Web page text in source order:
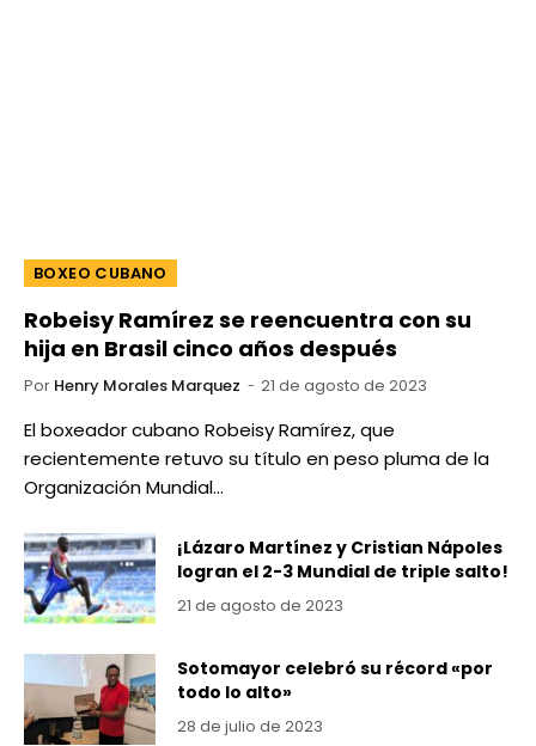
BOXEO CUBANO
Robeisy Ramírez se reencuentra con su
hija en Brasil cinco años después
Por Henry Morales Marquez 21 de agosto de 2023
El boxeador cubano Robeisy Ramírez, que
recientemente retuvo su título en peso pluma de la
Organización Mundial…
¡Lázaro Martínez y Cristian Nápoles
logran el 2-3 Mundial de triple salto!
21 de agosto de 2023
Sotomayor celebró su récord «por
todo lo alto»
28 de julio de 2023